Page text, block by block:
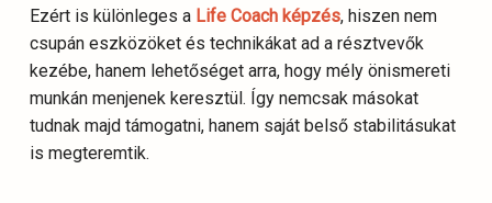
Ezért is különleges a Life Coach képzés, hiszen nem
csupán eszközöket és technikákat ad a résztvevők
kezébe, hanem lehetőséget arra, hogy mély önismereti
munkán menjenek keresztül. Így nemcsak másokat
tudnak majd támogatni, hanem saját belső stabilitásukat
is megteremtik.